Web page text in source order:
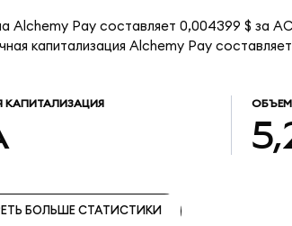
Alchemy Pay составляет 0,004399 $ за
капитализация Alchemy Pay
КАПИТАЛИЗАЦИЯ
БОЛЬШЕ СТАТИСТИКИ